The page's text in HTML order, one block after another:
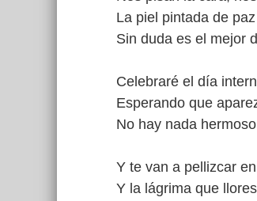
La piel pintada de
Sin duda es el mejor
Celebraré el día
Esperando que
No hay nada
Y te van a pellizcar
Y la lágrima que